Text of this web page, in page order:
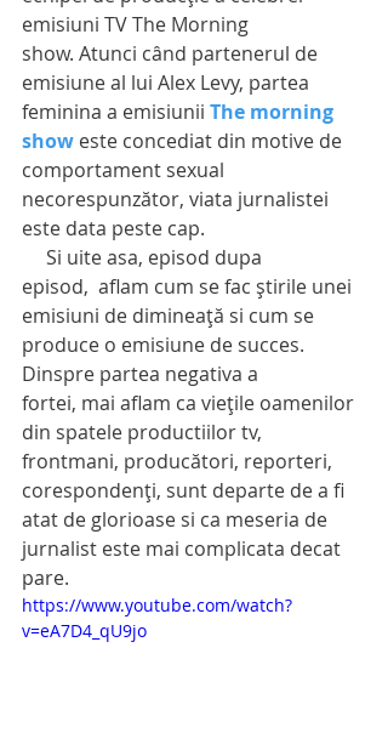
emisiuni TV The Morning
show. Atunci când partenerul de
emisiune al lui Alex Levy, partea
feminina a emisiunii The morning
show este concediat din motive de
comportament sexual
necorespunzător, viata jurnalistei
este data peste cap.
Si uite asa, episod dupa
episod,  aflam cum se fac știrile unei
emisiuni de dimineață si cum se
produce o emisiune de succes.
Dinspre partea negativa a
fortei, mai aflam ca viețile oamenilor
din spatele productiilor tv,
frontmani, producători, reporteri,
corespondenți, sunt departe de a fi
atat de glorioase si ca meseria de
jurnalist este mai complicata decat
pare.
https://www.youtube.com/watch?
v=eA7D4_qU9jo